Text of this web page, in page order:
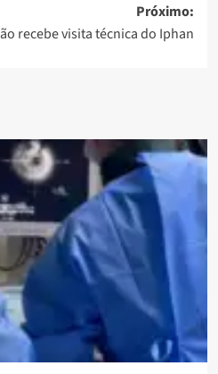
Próximo:
recebe visita técnica do Iphan